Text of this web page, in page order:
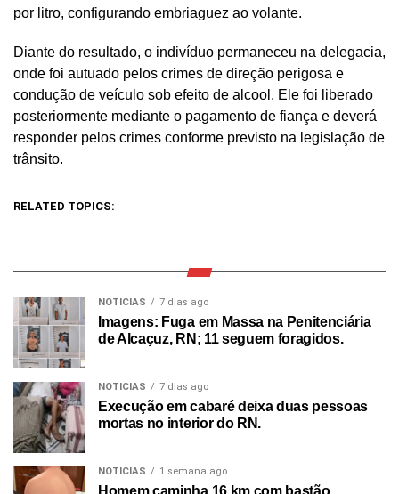
por litro, configurando embriaguez ao volante.
Diante do resultado, o indivíduo permaneceu na delegacia,
onde foi autuado pelos crimes de direção perigosa e
condução de veículo sob efeito de alcool. Ele foi liberado
posteriormente mediante o pagamento de fiança e deverá
responder pelos crimes conforme previsto na legislação de
trânsito.
RELATED TOPICS:
NOTICIAS 7 dias ago
Imagens: Fuga em Massa na Penitenciária
de Alcaçuz, RN; 11 seguem foragidos.
NOTICIAS 7 dias ago
Execução em cabaré deixa duas pessoas
mortas no interior do RN.
NOTICIAS 1 semana ago
Homem caminha 16 km com bastão